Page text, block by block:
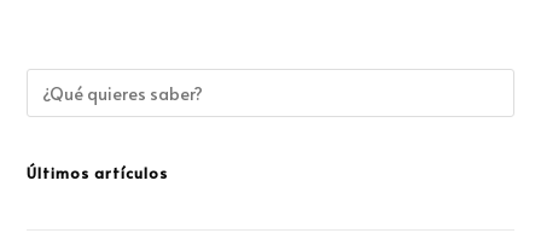
Últimos artículos